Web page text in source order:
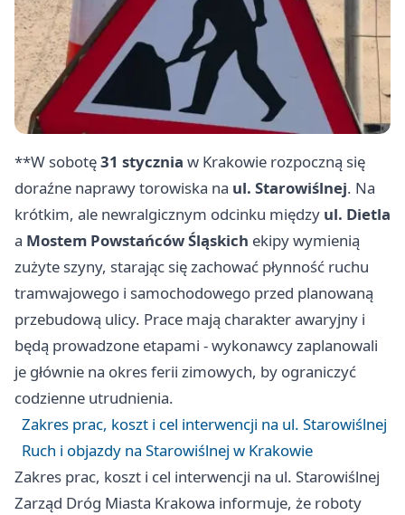
**W sobotę31 stycznia w Krakowie rozpoczną się
doraźne naprawy torowiska na ul. Starowiślnej. Na
krótkim, ale newralgicznym odcinku między ul. Dietla
a Mostem Powstańców Śląskich ekipy wymienią
zużyte szyny, starając się zachować płynność ruchu
tramwajowego i samochodowego przed planowaną
przebudową ulicy. Prace mają charakter awaryjny i
będą prowadzone etapami - wykonawcy zaplanowali
je głównie na okres ferii zimowych, by ograniczyć
codzienne utrudnienia.
Zakres prac, koszt i cel interwencji na ul. Starowiślnej
Ruch i objazdy na Starowiślnej w Krakowie
Zakres prac, koszt i cel interwencji na ul. Starowiślnej
Zarząd Dróg Miasta Krakowa informuje, że roboty